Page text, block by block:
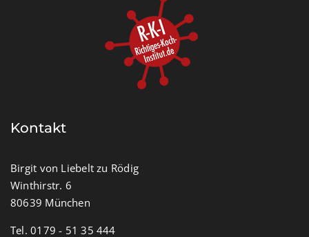
Kontakt
Birgit von Liebelt zu Rödig
Winthirstr. 6
80639 München
Tel. 0179 - 51 35 444